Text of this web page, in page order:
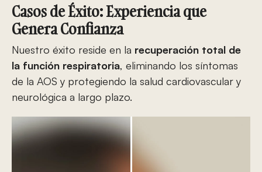
Casos de Éxito: Experiencia que
Genera Confianza
Nuestro éxito reside en la recuperación total de
la función respiratoria, eliminando los síntomas
de la AOS y protegiendo la salud cardiovascular y
neurológica a largo plazo.